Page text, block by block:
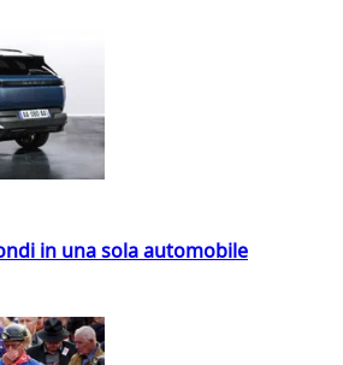
in una sola automobile